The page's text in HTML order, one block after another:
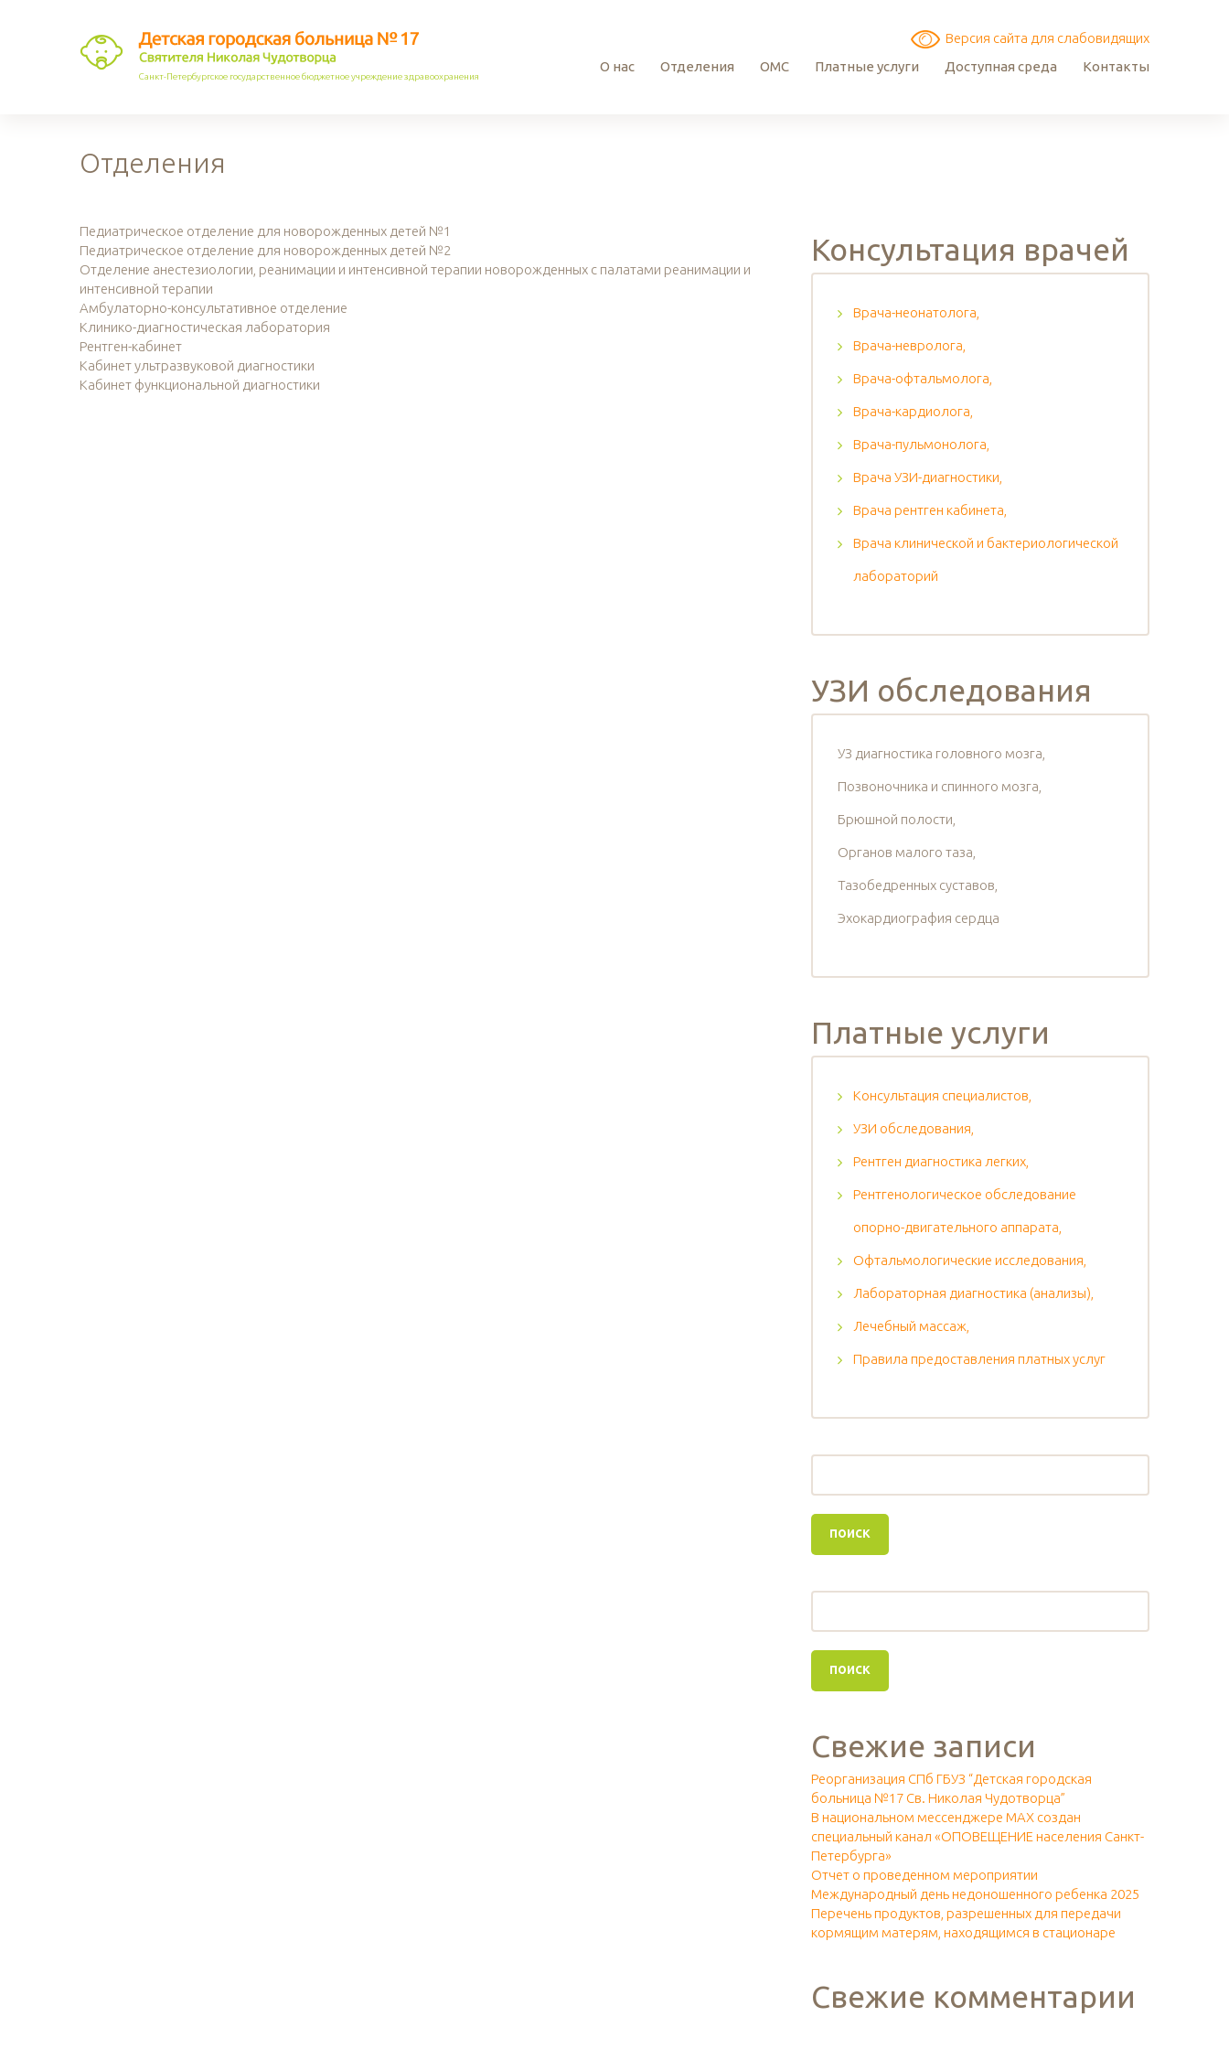
Санкт-Петербургское государственное бюджетное учреждение здравоохранения
Версия сайта для слабовидящих
О нас
Отделения ОМС Платные услуги Доступная среда Контакты
Отделения
Педиатрическое отделение для новорожденных детей №1
Педиатрическое отделение для новорожденных детей №2
Отделение анестезиологии, реанимации и интенсивной терапии новорожденных с палатами реанимации и
интенсивной терапии
Амбулаторно-консультативное отделение
Клинико-диагностическая лаборатория
Рентген-кабинет
Кабинет ультразвуковой диагностики
Кабинет функциональной диагностики
Консультация врачей
Врача-неонатолога,
Врача-невролога,
Врача-офтальмолога,
Врача-кардиолога,
Врача-пульмонолога,
Врача УЗИ-диагностики,
Врача рентген кабинета,
Врача клинической и бактериологической
лабораторий
УЗИ обследования
УЗ диагностика головного мозга,
Позвоночника и спинного мозга,
Брюшной полости,
Органов малого таза,
Тазобедренных суставов,
Эхокардиография сердца
Платные услуги
Консультация специалистов,
УЗИ обследования,
Рентген диагностика легких,
Рентгенологическое обследование
опорно-двигательного аппарата,
Офтальмологические исследования,
Лабораторная диагностика (анализы),
Лечебный массаж,
Правила предоставления платных услуг
Свежие записи
Реорганизация СПб ГБУЗ “Детская городская
больница №17 Св. Николая Чудотворца”
В национальном мессенджере МАХ создан
специальный канал «ОПОВЕЩЕНИЕ населения Санкт-
Петербурга»
Отчет о проведенном мероприятии
Международный день недоношенного ребенка 2025
Перечень продуктов, разрешенных для передачи
кормящим матерям, находящимся в стационаре
Свежие комментарии